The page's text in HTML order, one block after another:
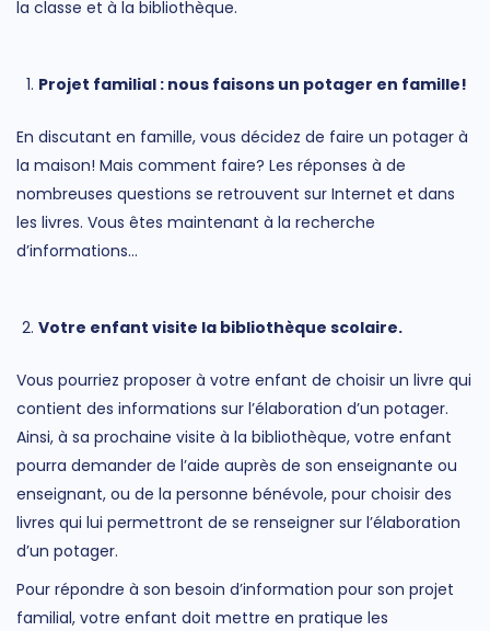
la classe et à la bibliothèque.
Projet familial : nous faisons un potager en famille!
En discutant en famille, vous décidez de faire un potager à
la maison! Mais comment faire? Les réponses à de
nombreuses questions se retrouvent sur Internet et dans
les livres. Vous êtes maintenant à la recherche
d’informations…
Votre enfant visite la bibliothèque scolaire.
Vous pourriez proposer à votre enfant de choisir un livre qui
contient des informations sur l’élaboration d’un potager.
Ainsi, à sa prochaine visite à la bibliothèque, votre enfant
pourra demander de l’aide auprès de son enseignante ou
enseignant, ou de la personne bénévole, pour choisir des
livres qui lui permettront de se renseigner sur l’élaboration
d’un potager.
Pour répondre à son besoin d’information pour son projet
familial, votre enfant doit mettre en pratique les